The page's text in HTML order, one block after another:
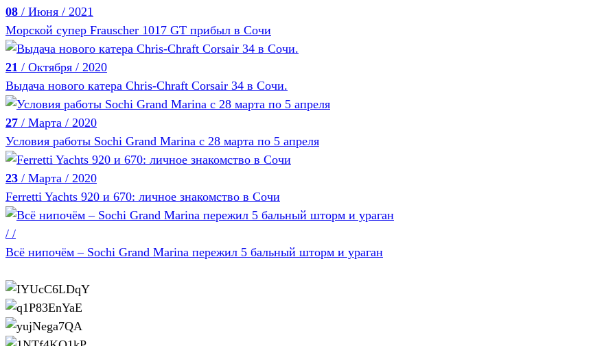
08 / Июня / 2021
Морской супер Frauscher 1017 GT прибыл в Сочи
21 / Октября / 2020
Выдача нового катера Chris-Chraft Corsair 34 в Сочи.
27 / Марта / 2020
Условия работы Sochi Grand Marina с 28 марта по 5 апреля
23 / Марта / 2020
Ferretti Yachts 920 и 670: личное знакомство в Сочи
/ /
Всё нипочём – Sochi Grand Marina пережил 5 бальный шторм и ураган